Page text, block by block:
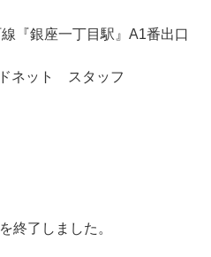
座一丁目駅』A1番出口
ネット スタッフ
終了しました。